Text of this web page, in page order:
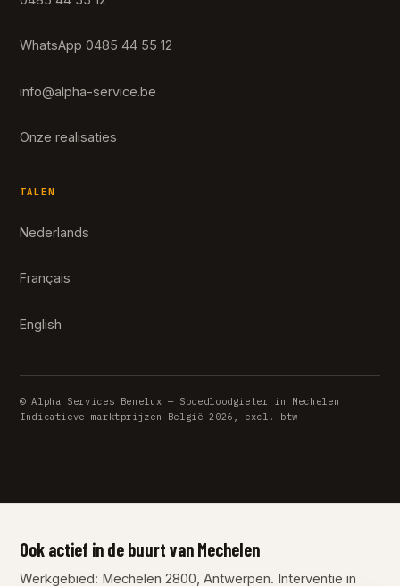
WhatsApp 0485 44 55 12
info@alpha-service.be
Onze realisaties
TALEN
Nederlands
Français
English
© Alpha Services Benelux — Spoedloodgieter in Mechelen
Indicatieve marktprijzen België 2026, excl. btw
Ook actief in de buurt van Mechelen
Werkgebied: Mechelen 2800, Antwerpen. Interventie in